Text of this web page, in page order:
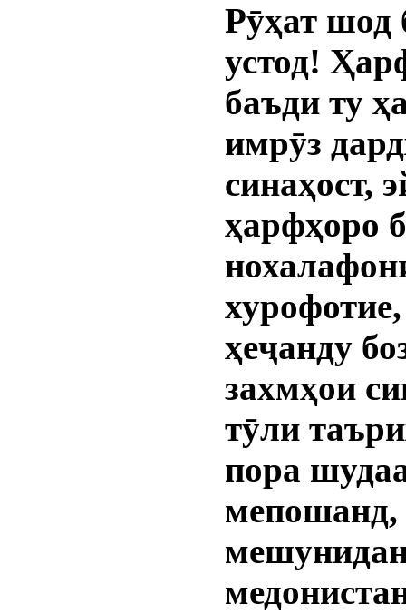
Рӯҳат шод
устод!
баъди ту
имрӯз
синаҳост,
ҳарфҳоро
ҳеҷанду
захмҳои
тӯли
пора
мепошанд,